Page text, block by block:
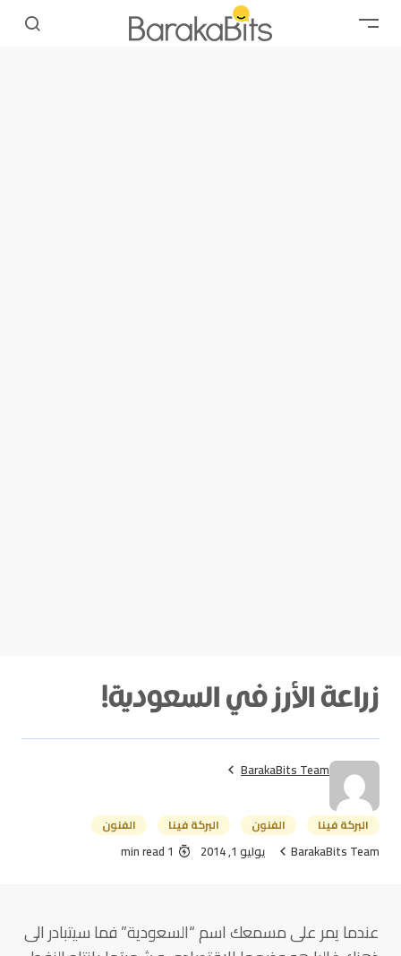
زراعة الأرز في السعودية!
BarakaBits Team
البركة فينا الفنون البركة فينا الفنون
BarakaBits Team يوليو 1, 2014 1 min read
عندما يمر على مسمعك اسم “السعودية” فما سيتبادر الى